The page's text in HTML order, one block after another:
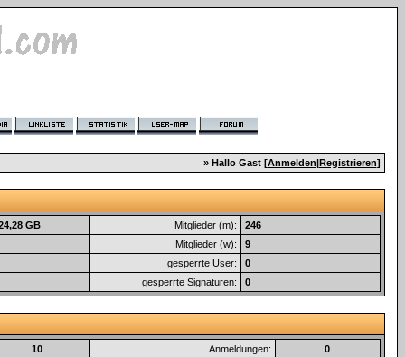
» Hallo Gast [Anmelden|Registrieren]
GB Mitglieder (m):
246
Mitglieder (w):
9
gesperrte User:
0
gesperrte Signaturen: 0
10 Anmeldungen:
0